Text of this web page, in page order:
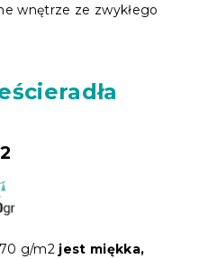
wnętrze ze zwykłego
g/m2 jest miękka,